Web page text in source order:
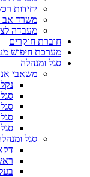
יחידות
משרד אב
מעבדה
חוברת חוקרים
מערכת חיפוש
סגל ומנהלה
משאבי
סגל